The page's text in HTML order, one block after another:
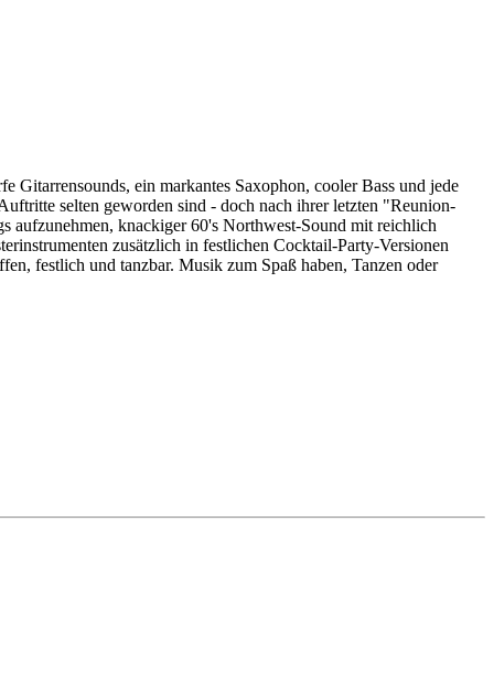
ein markantes Saxophon, cooler Bass und jede
selten geworden sind - doch nach ihrer letzten "Reunion-
aufzunehmen, knackiger 60's Northwest-Sound mit reichlich
zusätzlich in festlichen Cocktail-Party-Versionen
festlich und tanzbar. Musik zum Spaß haben, Tanzen oder